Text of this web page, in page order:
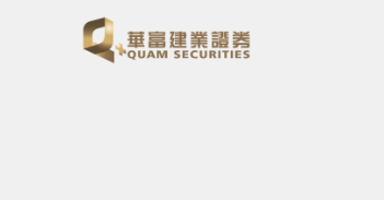
否適合任何虛擬資產相 關
讀Mox Invest條款及細則
股 #投資 #股票 #宏觀經
降 #Quamnet #財經 #財